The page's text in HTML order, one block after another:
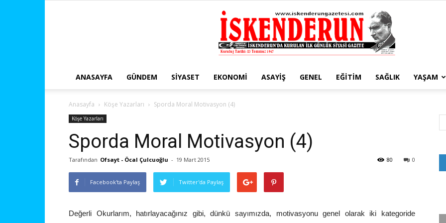
ANASAYFA GÜNDEM SIYASET EKONOMI ASAYIŞ GENEL EĞITIM SAĞLIK YAŞAM
Anasayfa Köşe Yazarları Sporda Moral Motivasyon (4)
Köşe Yazarları
Sporda Moral Motivasyon (4)
Tarafından Ofsayt - Öcal Çulcuoğlu - 19 Mart 2015 0
80
Facebook'ta Paylaş Twitter'da Paylaş
Değerli Okurlarım, hatırlayacağınız gibi, dünkü sayımızda, motivasyonu genel olarak iki kategoride